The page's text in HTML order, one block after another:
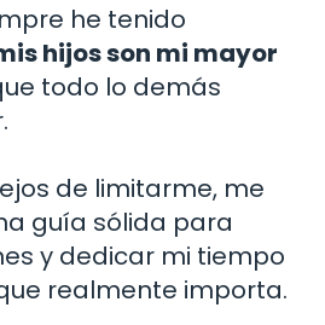
he tenido
hijos son mi mayor
todo lo demás
de limitarme, me
guía sólida para
y dedicar mi tiempo
realmente importa.